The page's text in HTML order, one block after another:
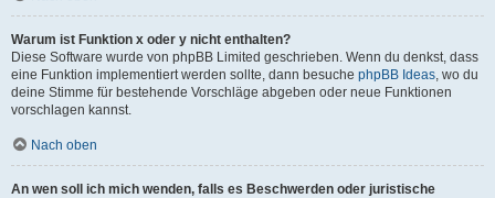
Warum ist Funktion x oder y nicht enthalten?
Diese Software wurde von phpBB Limited geschrieben. Wenn du denkst, dass
eine Funktion implementiert werden sollte, dann besuche phpBB Ideas, wo du
deine Stimme für bestehende Vorschläge abgeben oder neue Funktionen
vorschlagen kannst.
Nach oben
An wen soll ich mich wenden, falls es Beschwerden oder juristische